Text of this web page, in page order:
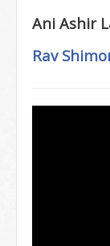
Ani Ashir
Rav